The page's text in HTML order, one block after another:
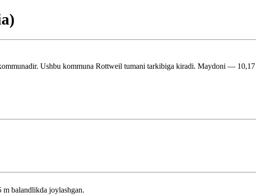
Ushbu kommuna Rottweil tumani tarkibiga kiradi. Maydoni —
balandlikda joylashgan.